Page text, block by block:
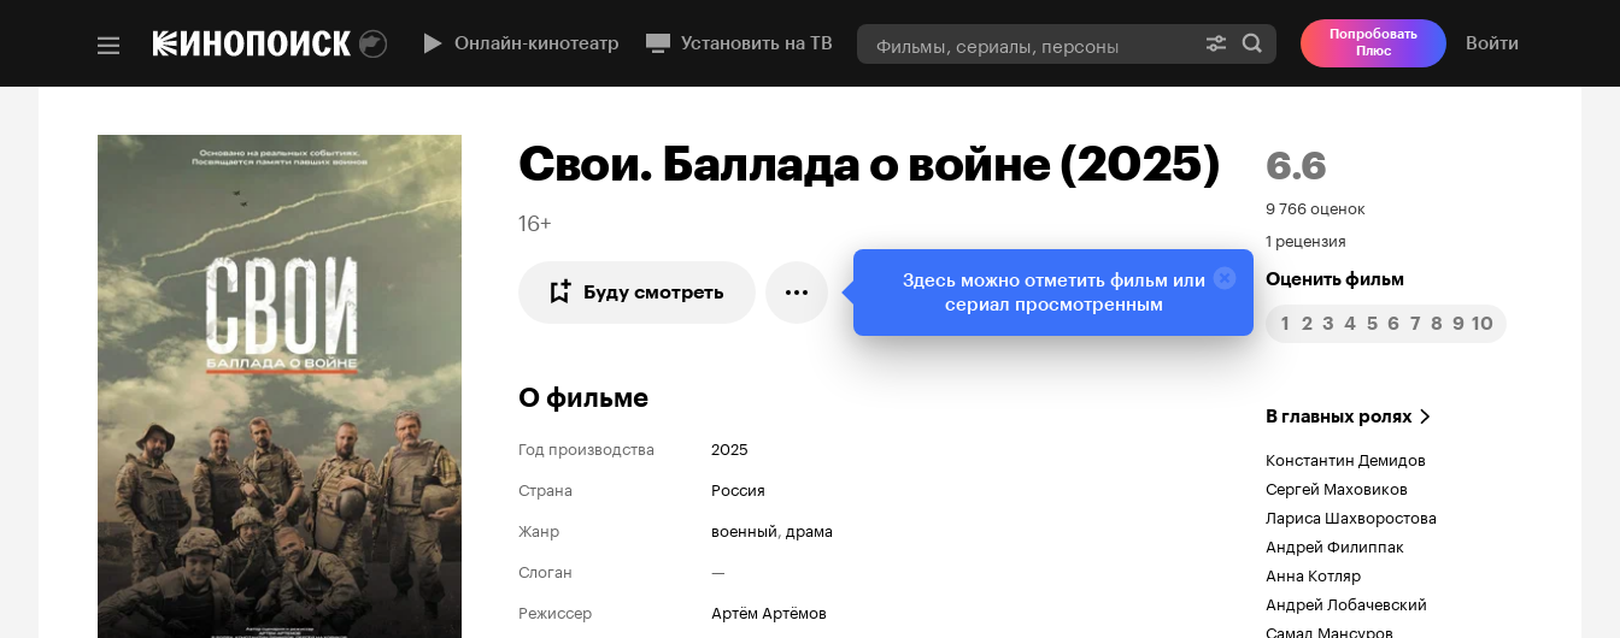
Онлайн-кинотеатр Установить на ТВ
Попробовать
Плюс
Войти
Свои. Баллада о войне (2025)
16+
Буду смотреть
6.6
Рейтинг
Кинопоиска
6.6
9 766 оценок
1 рецензия
Оценить фильм
1 2 3 4 5 6 7 8 9 10
О фильме
Год производства
2025
Страна
Россия
Жанр
военный, драма
Слоган
—
Режиссер
Артём Артёмов
В главных ролях
Константин Демидов
Сергей Маховиков
Лариса Шахворостова
Андрей Филиппак
Анна Котляр
Андрей Лобачевский
Самад Мансуров
Здесь можно отметить фильм или
сериал просмотренным